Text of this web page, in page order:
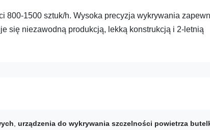
800-1500 sztuk/h. Wysoka precyzja wykrywania
się niezawodną produkcją, lekką konstrukcją i 2-letnią
urządzenia do wykrywania szczelności powietrza